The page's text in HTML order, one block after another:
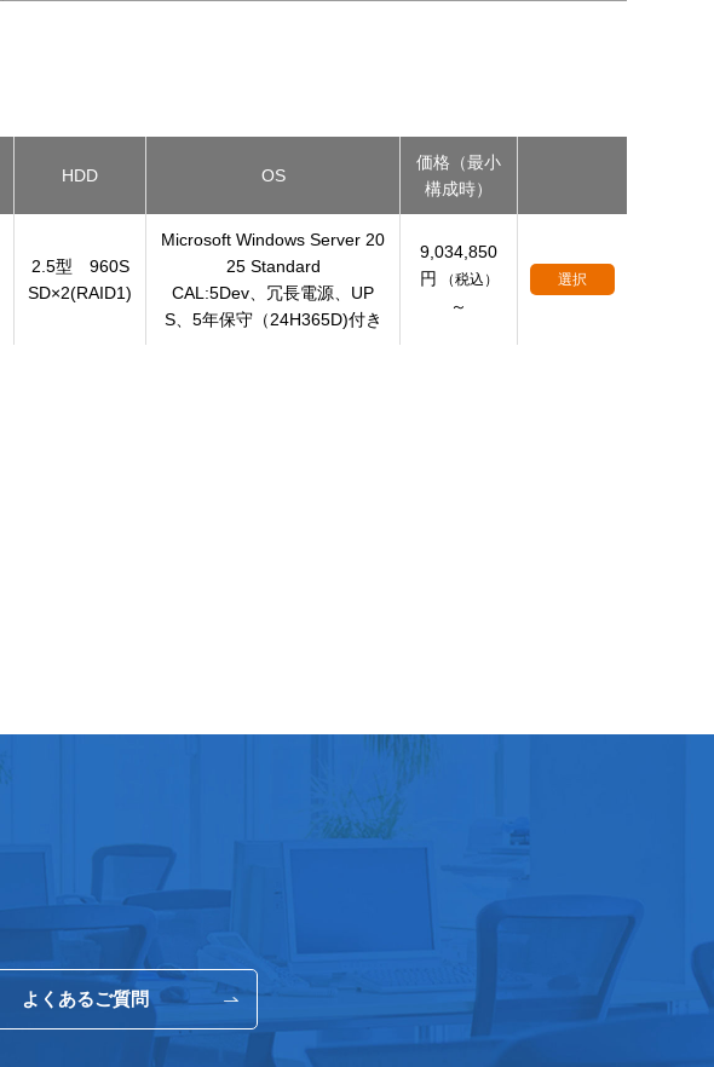
HDD OS
価格（最小
構成時）
2.5型 960S
SD×2(RAID1)
Microsoft Windows Server 20
25 Standard
CAL:5Dev、冗長電源、UP
S、5年保守（24H365D)付き
9,034,850
円
（税込）
～
選択
よくあるご質問